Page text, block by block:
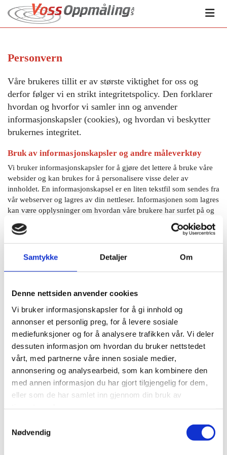
Samtykke Detaljer Om
Denne nettsiden anvender cookies
Vi bruker informasjonskapsler for å gi innhold og
annonser et personlig preg, for å levere sosiale
mediefunksjoner og for å analysere trafikken vår. Vi deler
dessuten informasjon om hvordan du bruker nettstedet
vårt, med partnerne våre innen sosiale medier,
annonsering og analysearbeid, som kan kombinere den
med annen informasjon du har gjort tilgjengelig for dem,
eller som de har samlet inn gjennom din bruk av
Nødvendig
Personvern
Våre brukeres tillit er av største viktighet for oss og
derfor følger vi en strikt integritetspolicy. Den forklarer
hvordan og hvorfor vi samler inn og anvender
informasjonskapsler (cookies), og hvordan vi beskytter
brukernes integritet.
Bruk av informasjonskapsler og andre måleverktøy
Vi bruker informasjonskapsler for å gjøre det lettere å bruke våre
websider og kan brukes for å personalisere visse deler av
innholdet. En informasjonskapsel er en liten tekstfil som sendes fra
vår webserver og lagres av din nettleser. Informasjonen som lagres
kan være opplysninger om hvordan våre brukere har surfet på og
anvendt våre nettsider, og om hvilken nettleser de har brukt.
Vi anvender statistikk om brukere og trafikk/trafikkleverandører i
aggregert form. Statistikken inneholder aldri noen form for
personlig informasjon, alt er anonymt. IP-adresser lagres ikke i vår
database der vi lagrer atferd på nettstedet, derfor kan informasjon
adresse lagres av sikkerhetsmessige årsaker bare i de tilfeller du
selv aktivt registrerer deg på nettstedet.
Formål:
Utvikle og forbedre nettstedet gjennom å forstå hvordan det
anvendes.
Beregne og rapportere brukerantall og trafikk.
Gjøre det mulig for systemet å kjenne igjen faste brukere for
å kunne tilpasse tjenestene.